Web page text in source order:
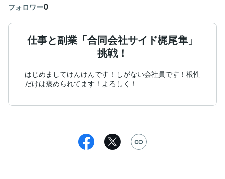
フォロワー0
仕事と副業「合同会社サイド梶尾隼」
挑戦！
はじめましてけんけんです！しがない会社員です！根性